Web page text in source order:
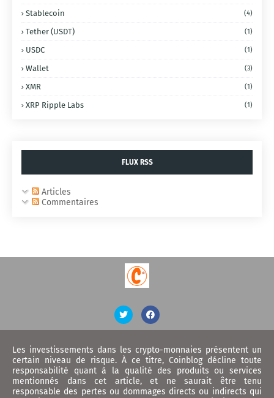
Stablecoin (4)
Tether (USDT) (1)
USDC (1)
Wallet (3)
XMR (1)
XRP Ripple Labs (1)
FLUX RSS
Articles
Commentaires
Les investissements dans les crypto-monnaies présentent un
certain niveau de risque. À ce titre, Coinblog décline toute
responsabilité quant à la qualité des produits ou services
mentionnés dans cet article, et ne saurait être tenu
responsable des pertes ou dommages directs ou indirects qui